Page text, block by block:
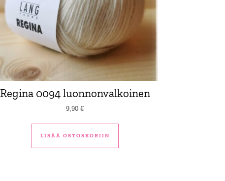
Regina 0094 luonnonvalkoinen
9,90€
LISÄÄ OSTOSKORIIN